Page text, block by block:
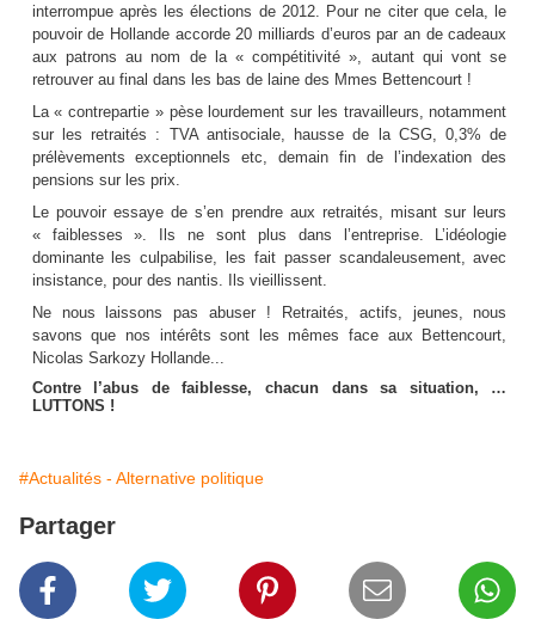
interrompue après les élections de 2012. Pour ne citer que cela, le
pouvoir de Hollande accorde 20 milliards d’euros par an de cadeaux
aux patrons au nom de la « compétitivité », autant qui vont se
retrouver au final dans les bas de laine des Mmes Bettencourt !
La « contrepartie » pèse lourdement sur les travailleurs, notamment
sur les retraités : TVA antisociale, hausse de la CSG, 0,3% de
prélèvements exceptionnels etc, demain fin de l’indexation des
pensions sur les prix.
Le pouvoir essaye de s’en prendre aux retraités, misant sur leurs
« faiblesses ». Ils ne sont plus dans l’entreprise. L’idéologie
dominante les culpabilise, les fait passer scandaleusement, avec
insistance, pour des nantis. Ils vieillissent.
Ne nous laissons pas abuser ! Retraités, actifs, jeunes, nous
savons que nos intérêts sont les mêmes face aux Bettencourt,
Nicolas Sarkozy Hollande...
Contre l’abus de faiblesse, chacun dans sa situation, …
LUTTONS !
#Actualités - Alternative politique
Partager